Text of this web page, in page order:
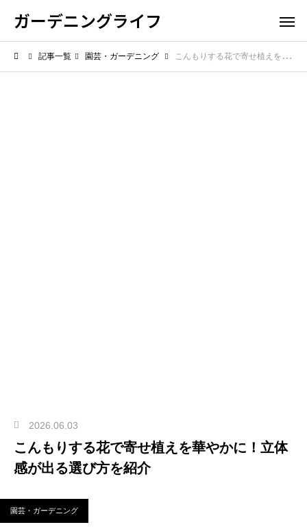
ガーデニングライフ
記事一覧 園芸・ガーデニング こんもりする花で寄せ植えを華やかに！立体感が出る選び方を紹介
2026.06.03
こんもりする花で寄せ植えを華やかに！立体
感が出る選び方を紹介
園芸・ガーデニング